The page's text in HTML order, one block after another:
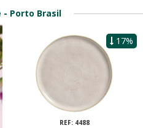
- Porto Brasil
17%
REF: 4488